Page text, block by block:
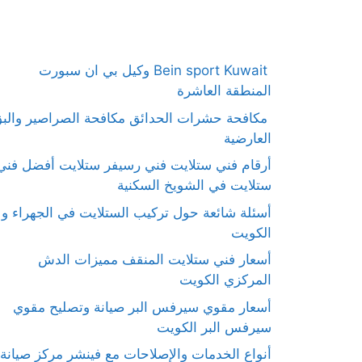
Bein sport Kuwait وكيل بي ان سبورت
المنطقة العاشرة
مكافحة حشرات الحدائق مكافحة الصراصير
العارضية
أرقام فني ستلايت فني رسيفر ستلايت أفضل
ستلايت في الشويخ السكنية
أسئلة شائعة حول تركيب الستلايت في الجهراء و
الكويت
أسعار فني ستلايت المنقف مميزات الدش
المركزي الكويت
أسعار مقوي سيرفس البر صيانة وتصليح مقوي
سيرفس البر الكويت
أنواع الخدمات والإصلاحات مع فينشر مركز صيانة